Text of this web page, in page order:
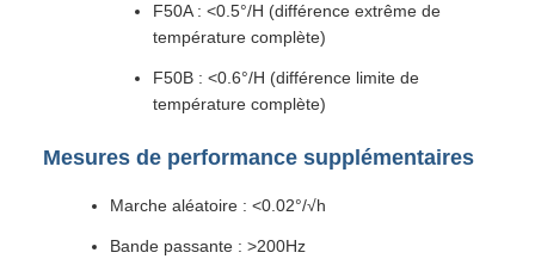
F50A : <0.5°/H (différence extrême de
température complète)
F50B : <0.6°/H (différence limite de
température complète)
Mesures de performance supplémentaires
Marche aléatoire : <0.02°/√h
Bande passante : >200Hz